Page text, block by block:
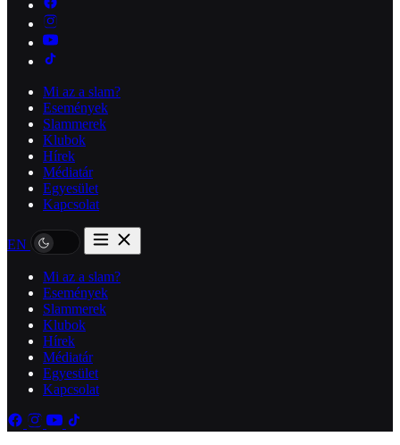
Mi az a slam?
Események
Slammerek
Klubok
Hírek
Médiatár
Egyesület
Kapcsolat
EN
Mi az a slam?
Események
Slammerek
Klubok
Hírek
Médiatár
Egyesület
Kapcsolat